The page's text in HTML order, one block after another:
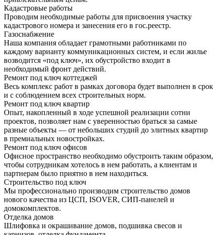
Кадастровые работы
Проводим необходимые работы для присвоения участку
кадастрового номера и занесения его в гос.реестр.
Газоснабжение
Наша компания обладает грамотными работниками по
каждому варианту коммуникационных систем, и если жилье
возводится «под ключ», их обустройство входит в
необходимый фронт действий.
Ремонт под ключ коттеджей
Весь комплекс работ в рамках договора будет выполнен в срок
и с соблюдением всех строительных норм.
Ремонт под ключ квартир
Опыт, накопленный в ходе успешной реализации сотни
проектов, позволяет нам с уверенностью браться за самые
разные объекты — от небольших студий до элитных квартир
в премиальных новостройках.
Ремонт под ключ офисов
Офисное пространство необходимо обустроить таким образом,
чтобы сотрудникам хотелось в нем работать, а клиентам и
партнерам было приятно в нем находиться.
Строительство под ключ
Мы профессионально производим строительство домов
нового качества из ЦСП, ISOVER, СИП-панелей и
домокомплектов.
Отделка домов
Шлифовка и окрашивание домов, подшивка свесов и